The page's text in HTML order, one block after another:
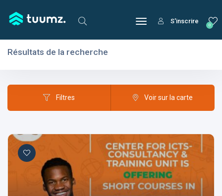
0
S'inscrire
Aptitudes
Résultats de la recherche
Filtres Voir sur la carte